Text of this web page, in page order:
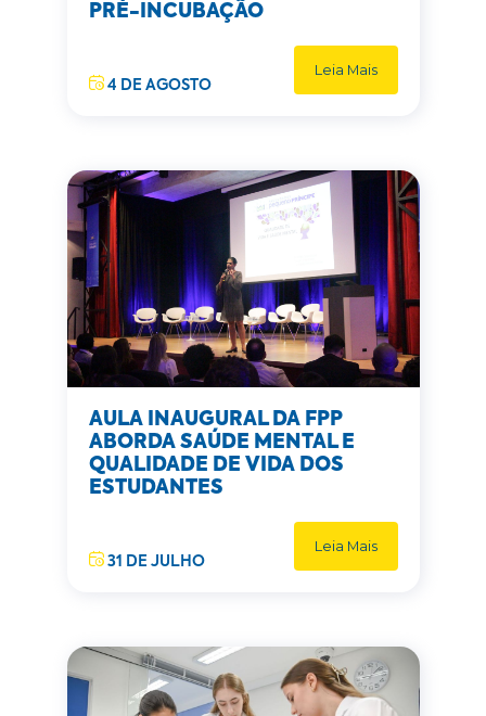
PRÉ-INCUBAÇÃO
4 DE AGOSTO
Leia Mais
AULA INAUGURAL DA FPP
ABORDA SAÚDE MENTAL E
QUALIDADE DE VIDA DOS
ESTUDANTES
31 DE JULHO
Leia Mais